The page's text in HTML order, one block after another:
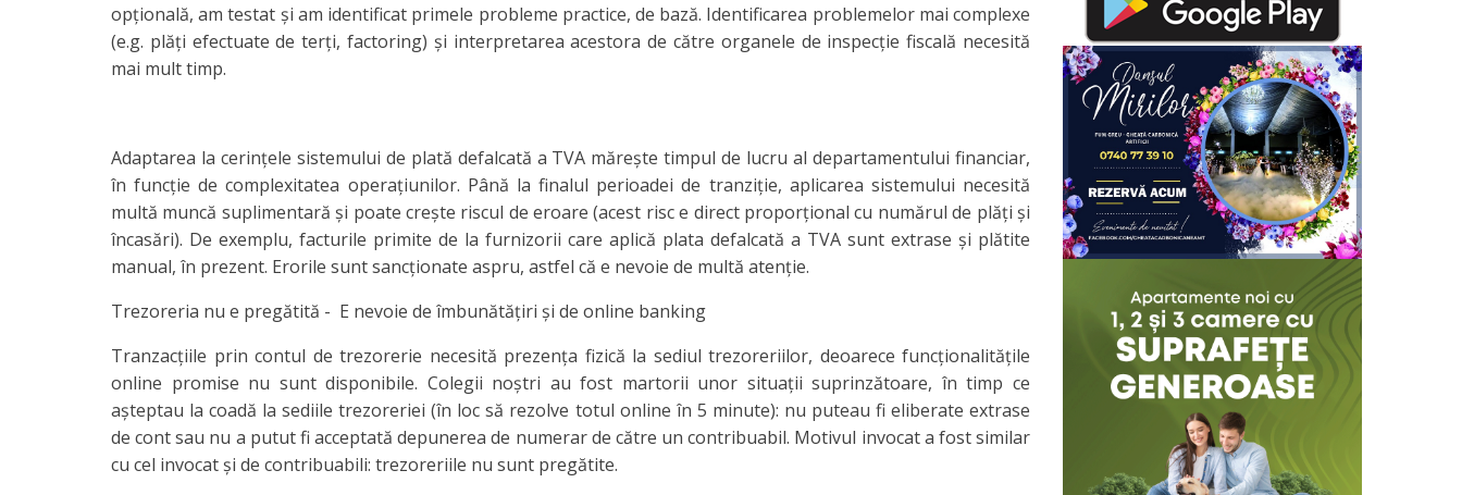
opţională, am testat şi am identificat primele probleme practice, de bază. Identificarea problemelor mai complexe
(e.g. plăţi efectuate de terţi, factoring) şi interpretarea acestora de către organele de inspecţie fiscală necesită
mai mult timp.
Adaptarea la cerinţele sistemului de plată defalcată a TVA măreşte timpul de lucru al departamentului financiar,
în funcţie de complexitatea operaţiunilor. Până la finalul perioadei de tranziţie, aplicarea sistemului necesită
multă muncă suplimentară şi poate creşte riscul de eroare (acest risc e direct proporţional cu numărul de plăţi şi
încasări). De exemplu, facturile primite de la furnizorii care aplică plata defalcată a TVA sunt extrase şi plătite
manual, în prezent. Erorile sunt sancţionate aspru, astfel că e nevoie de multă atenţie.
Trezoreria nu e pregătită - E nevoie de îmbunătăţiri şi de online banking
Tranzacţiile prin contul de trezorerie necesită prezenţa fizică la sediul trezoreriilor, deoarece funcţionalităţile
online promise nu sunt disponibile. Colegii noştri au fost martorii unor situaţii suprinzătoare, în timp ce
aşteptau la coadă la sediile trezoreriei (în loc să rezolve totul online în 5 minute): nu puteau fi eliberate extrase
de cont sau nu a putut fi acceptată depunerea de numerar de către un contribuabil. Motivul invocat a fost similar
cu cel invocat şi de contribuabili: trezoreriile nu sunt pregătite.